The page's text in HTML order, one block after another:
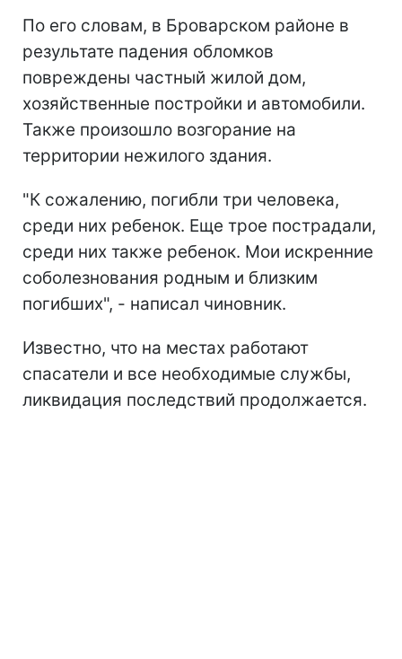
По его словам, в Броварском районе в
результате падения обломков
повреждены частный жилой дом,
хозяйственные постройки и автомобили.
Также произошло возгорание на
территории нежилого здания.
"К сожалению, погибли три человека,
среди них ребенок. Еще трое пострадали,
среди них также ребенок. Мои искренние
соболезнования родным и близким
погибших", - написал чиновник.
Известно, что на местах работают
спасатели и все необходимые службы,
ликвидация последствий продолжается.